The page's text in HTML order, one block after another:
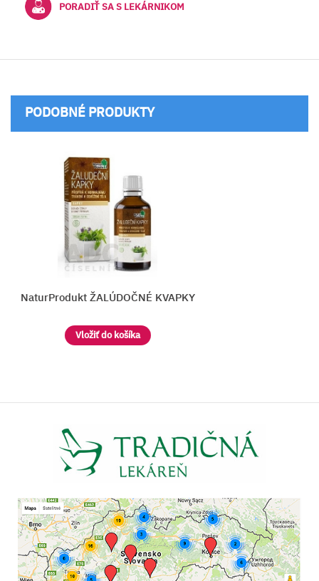
PORADIŤ SA S LEKÁRNIKOM
PODOBNÉ PRODUKTY
ŽALÚDOČNÉ KVAPKY
Vložiť do košíka